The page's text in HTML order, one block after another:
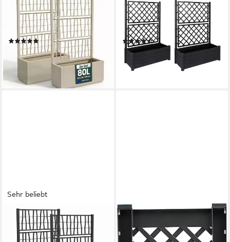
Spalier 2 x 'Ethica' Struktur
Optik (breite Version) in
verschiedenen Farben
(20)
144,99 €
lieferbar - in 3-4 Werktagen bei dir
Spalier 2 x XL Spalier in Holz
Optik in Anthrazit (breite
Version)
(16)
184,99 €
(92,50 €/ 1 Stk)
lieferbar - in 3-4 Werktagen bei dir
Sehr beliebt
KREHER
Spalier 2 x 'Ethica' Struktur
Optik (breite Version) in
Spalier, BxTxH: 43x6x140 cm,
anthrazit